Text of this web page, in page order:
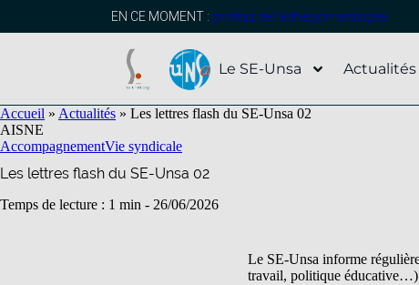
EN CE MOMENT : profitez de l’adhésion anticipée
Le SE-Unsa Actualités
Accueil » Actualités » Les lettres flash du SE-Unsa 02
AISNE
AccompagnementVie syndicale
Les lettres flash du SE-Unsa 02
Temps de lecture : 1 min - 26/06/2026
Le SE-Unsa informe
travail, politique